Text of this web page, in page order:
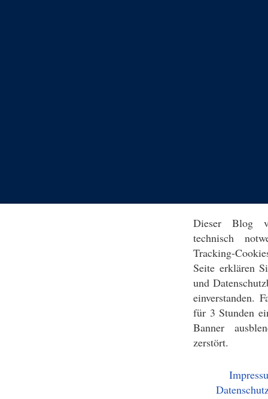
Dieser Blog
technisch
Tracking-
Seite erklären
und
einverstanden.
für 3 Stunden
Banner
zerstört.